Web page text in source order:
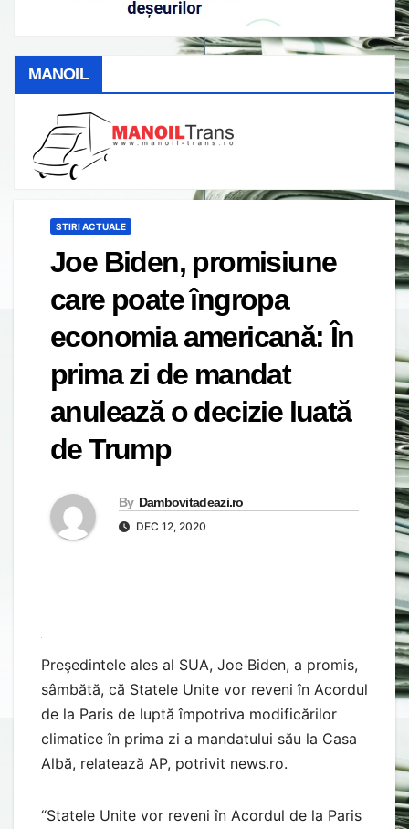
MANOIL
STIRI ACTUALE
Joe Biden, promisiune
care poate îngropa
economia americană: În
prima zi de mandat
anulează o decizie luată
de Trump
By Dambovitadeazi.ro
DEC 12, 2020
Preşedintele ales al SUA, Joe Biden, a promis,
sâmbătă, că Statele Unite vor reveni în Acordul
de la Paris de luptă împotriva modificărilor
climatice în prima zi a mandatului său la Casa
Albă, relatează AP, potrivit news.ro.
“Statele Unite vor reveni în Acordul de la Paris